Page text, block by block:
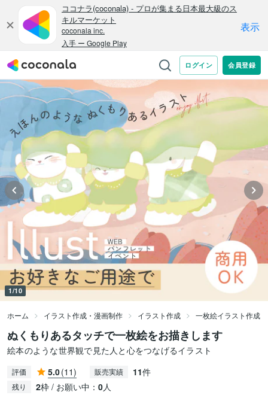
1/10
ホーム イラスト作成・漫画制作 イラスト作成 一枚絵イラスト作成
ぬくもりあるタッチで一枚絵をお描きします
絵本のような世界観で見た人と心をつなげるイラスト
評価 5.0(11) 販売実績 11件
残り 2枠 / お願い中： 0人